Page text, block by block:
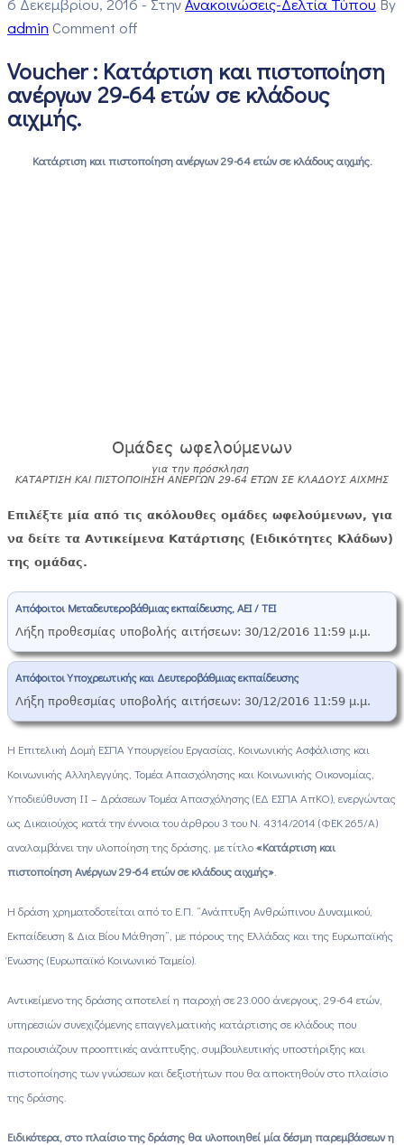
admin Comment off
Voucher : Κατάρτιση και πιστοποίηση
ανέργων 29-64 ετών σε κλάδους
αιχμής.
Κατάρτιση και πιστοποίηση ανέργων 29-64 ετών σε κλάδους αιχμής.
Ομάδες ωφελούμενων
για την πρόσκληση
ΚΑΤΑΡΤΙΣΗ ΚΑΙ ΠΙΣΤΟΠΟΙΗΣΗ ΑΝΕΡΓΩΝ 29-64 ΕΤΩΝ ΣΕ ΚΛΑΔΟΥΣ ΑΙΧΜΗΣ
Επιλέξτε μία από τις ακόλουθες ομάδες ωφελούμενων, για
να δείτε τα Αντικείμενα Κατάρτισης (Ειδικότητες Κλάδων)
της ομάδας.
Απόφοιτοι Μεταδευτεροβάθμιας εκπαίδευσης, ΑΕΙ / ΤΕΙ
Λήξη προθεσμίας υποβολής αιτήσεων: 30/12/2016 11:59 μ.μ.
Απόφοιτοι Υποχρεωτικής και Δευτεροβάθμιας εκπαίδευσης
Λήξη προθεσμίας υποβολής αιτήσεων: 30/12/2016 11:59 μ.μ.
Η Επιτελική Δομή ΕΣΠΑ Υπουργείου Εργασίας, Κοινωνικής Ασφάλισης και
Κοινωνικής Αλληλεγγύης, Τομέα Απασχόλησης και Κοινωνικής Οικονομίας,
Υποδιεύθυνση ΙΙ – Δράσεων Τομέα Απασχόλησης (ΕΔ ΕΣΠΑ ΑπΚΟ), ενεργώντας
ως Δικαιούχος κατά την έννοια του άρθρου 3 του Ν. 4314/2014 (ΦΕΚ 265/Α)
αναλαμβάνει την υλοποίηση της δράσης, με τίτλο«Κατάρτιση και
πιστοποίηση Ανέργων 29-64 ετών σε κλάδους αιχμής»
Η δράση χρηματοδοτείται από το Ε.Π. “Ανάπτυξη Ανθρώπινου Δυναμικού,
Εκπαίδευση & Δια Βίου Μάθηση”, με πόρους της Ελλάδας και της Ευρωπαϊκής
Ένωσης (Ευρωπαϊκό Κοινωνικό Ταμείο).
Αντικείμενο της δράσης αποτελεί η παροχή σε 23.000 άνεργους, 29-64 ετών,
υπηρεσιών συνεχιζόμενης επαγγελματικής κατάρτισης σε κλάδους που
παρουσιάζουν προοπτικές ανάπτυξης, συμβουλευτικής υποστήριξης και
πιστοποίησης των γνώσεων και δεξιοτήτων που θα αποκτηθούν στο πλαίσιο
της δράσης.
Ειδικότερα, στο πλαίσιο της δράσης θα υλοποιηθεί μία δέσμη παρεμβάσεων η